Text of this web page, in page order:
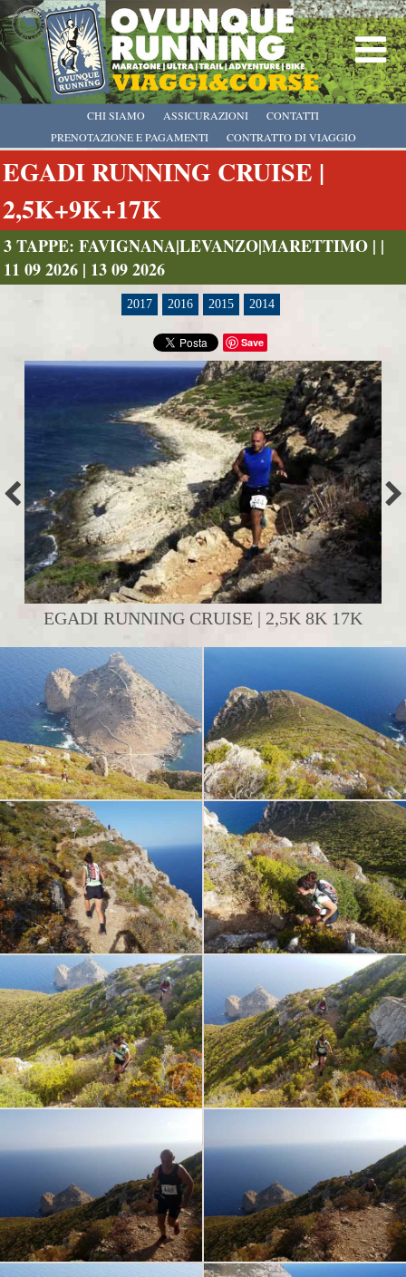
CHI SIAMO
PRENOTAZIONE E PAGAMENTI
CONTRATTO DI VIAGGIO
ASSICURAZIONI CONTATTI
EGADI RUNNING CRUISE |
2,5K+9K+17K
3 TAPPE: FAVIGNANA|LEVANZO|MARETTIMO | |
11 09 2026 | 13 09 2026
2017 2016 2015 2014
Save
EGADI RUNNING CRUISE | 2,5K 8K 17K